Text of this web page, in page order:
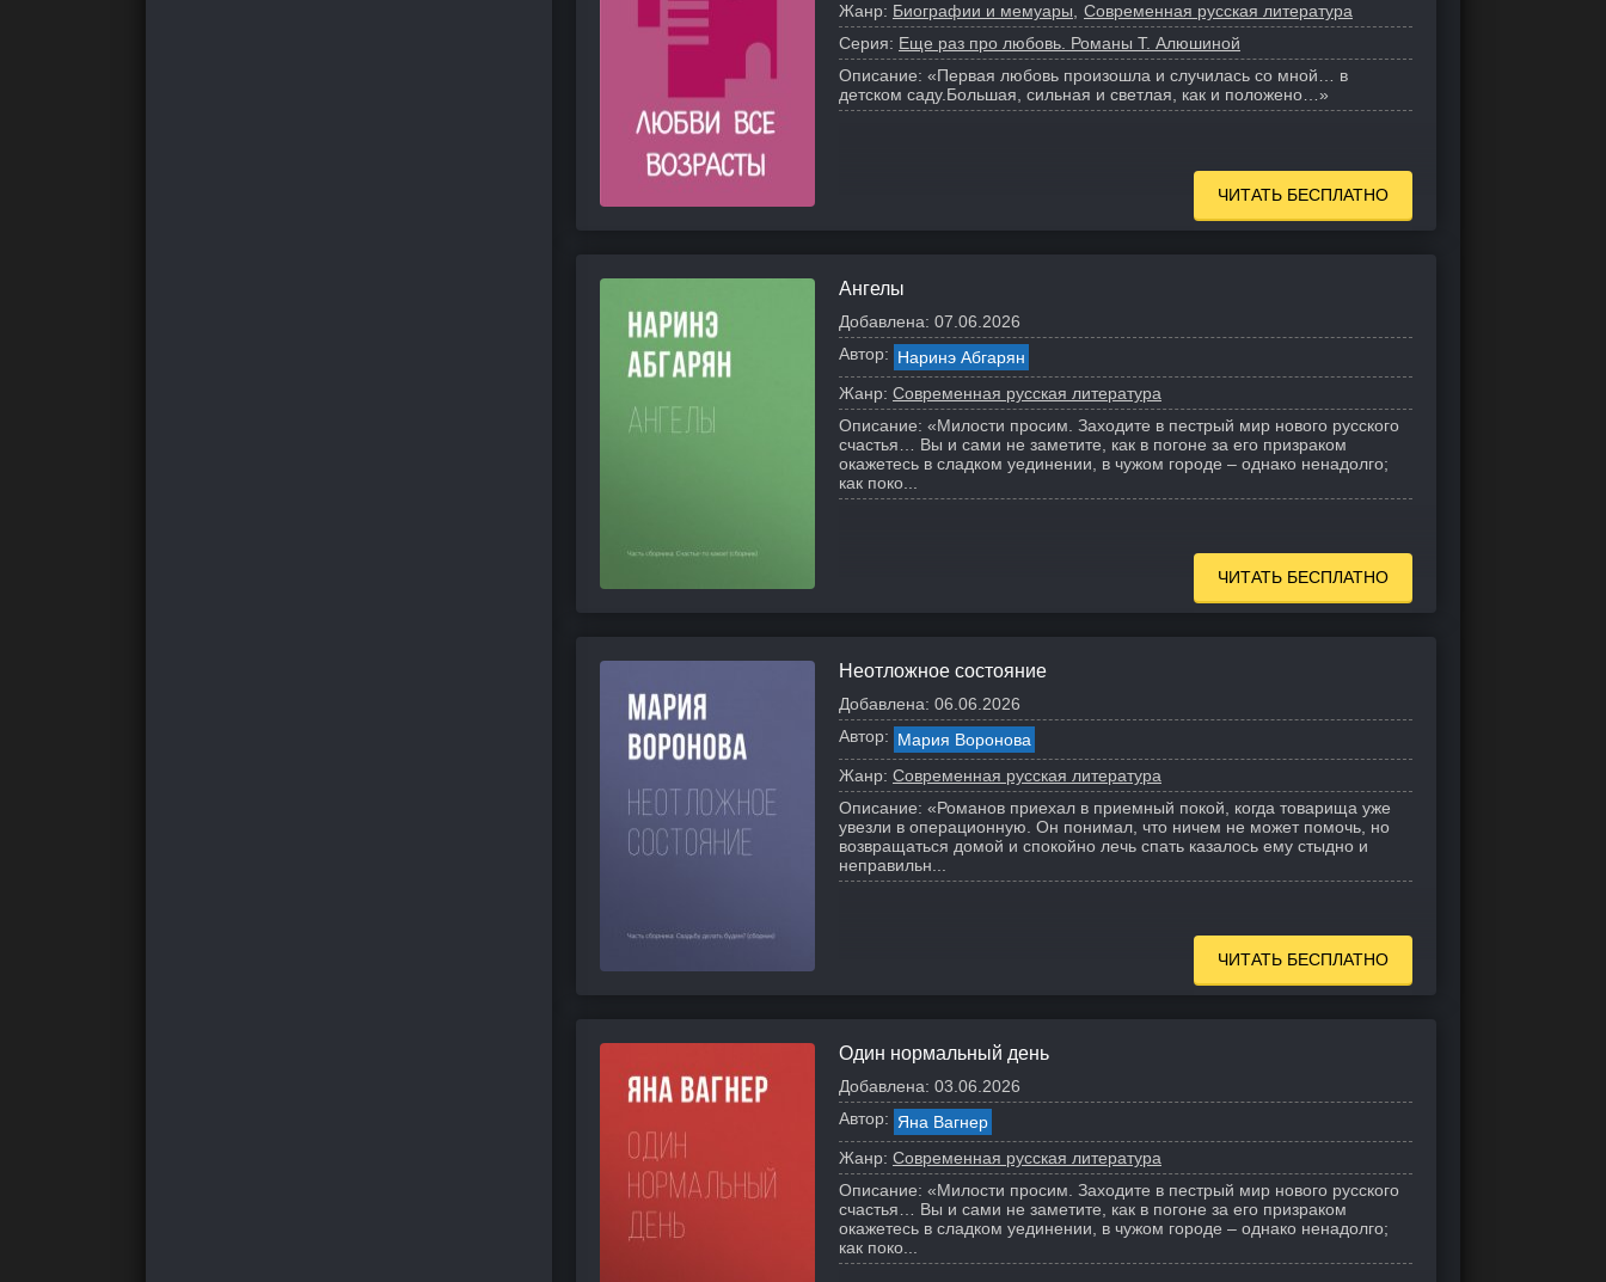
Жанр: Биографии и мемуары
Современная русская литература
Серия: Еще раз про любовь. Романы Т. Алюшиной
Описание: «Первая любовь произошла и случилась со мной… в
детском саду. Большая, сильная и светлая, как и положено…»
ЧИТАТЬ БЕСПЛАТНО
Ангелы
Добавлена: 07.06.2026
Автор: Наринэ Абгарян
Жанр: Современная русская литература
Описание: «Милости просим. Заходите в пестрый мир нового русского
счастья… Вы и сами не заметите, как в погоне за его призраком
окажетесь в сладком уединении, в чужом городе – однако ненадолго;
как поко...
ЧИТАТЬ БЕСПЛАТНО
Неотложное состояние
Добавлена: 06.06.2026
Автор: Мария Воронова
Жанр: Современная русская литература
Описание: «Романов приехал в приемный покой, когда товарища уже
увезли в операционную. Он понимал, что ничем не может помочь, но
возвращаться домой и спокойно лечь спать казалось ему стыдно и
неправильн...
ЧИТАТЬ БЕСПЛАТНО
Один нормальный день
Добавлена: 03.06.2026
Автор: Яна Вагнер
Жанр: Современная русская литература
Описание: «Милости просим. Заходите в пестрый мир нового русского
счастья… Вы и сами не заметите, как в погоне за его призраком
окажетесь в сладком уединении, в чужом городе – однако ненадолго;
как поко...